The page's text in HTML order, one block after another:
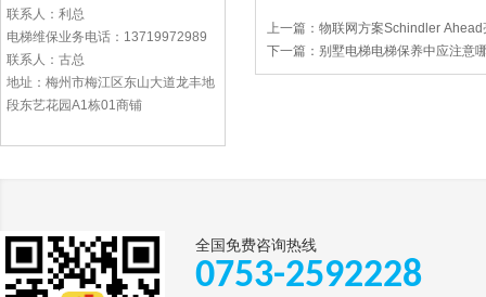
联系人：利总
电梯维保业务电话：13719972989
联系人：古总
地址：梅州市梅江区东山大道龙丰地
段东艺花园A1栋01商铺
上一篇： 物联网方案Schindler
下一篇： 别墅电梯电梯保养中应注意
全国免费咨询热线
0753-2592228